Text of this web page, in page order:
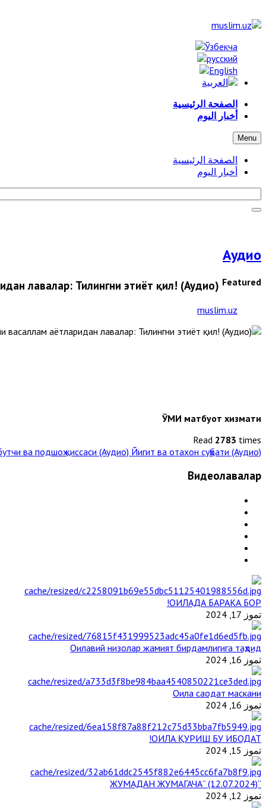
الصفحة الرئيسية
أخبار اليوم
Menu
الصفحة الرئيسية
أخبار اليوم
Аудио
лавҳалар: Тилингни эҳтиёт қил! (Аудио) Featured
muslim.uz
ЎМИ матбуот хизмати
Read 2783 times
ва подшоҳ қиссаси (Аудио) Йигит ва отахон суҳбати (Аудио) »
Видеолавҳалар
ОИЛАДА БАРАКА БОР!
تموز 17, 2024
Оилавий низолар жамият бирдамлигига таҳдид
تموز 16, 2024
Оила саодат маскани
تموز 16, 2024
ОИЛА ҚУРИШ БУ ИБОДАТ!
تموز 15, 2024
“ЖУМАДАН ЖУМАГАЧА” (12.07.2024)
تموز 12, 2024